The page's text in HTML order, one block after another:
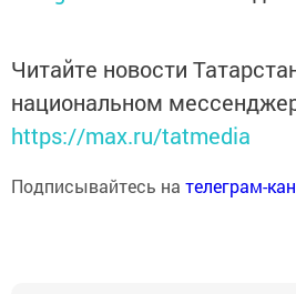
Читайте новости
национальном
https://max.ru/tatmedia
Подписывайтесь на телеграм-